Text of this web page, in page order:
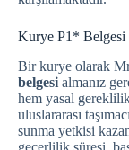
Kurye P1* Belgesi
Bir kurye olarak
belgesi almanız
hem yasal
uluslararası
sunma yetkisi